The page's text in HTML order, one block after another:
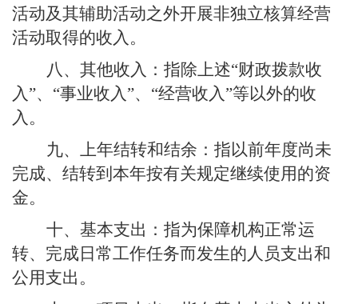
活动及其辅助活动之外开展非独立核算经营
活动取得的收入。
八、其他收入： 指除上述“财政拨款收
入”、“事业收入”、“经营收入”等以外的收
入。
九、上年结转和结余： 指以前年度尚未
完成、结转到本年按有关规定继续使用的资
金。
十、基本支出： 指为保障机构正常运
转、完成日常工作任务而发生的人员支出和
公用支出。